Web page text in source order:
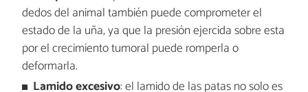
dedos del animal también puede comprometer el
estado de la uña, ya que la presión ejercida sobre esta
por el crecimiento tumoral puede romperla o
deformarla.
Lamido excesivo: el lamido de las patas no solo es